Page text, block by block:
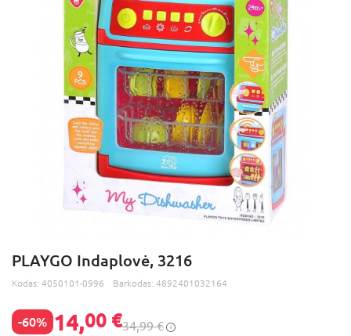
PLAYGO Indaplovė, 3216
Kodas: 4050101-0996 Barkodas: 4892401032164
-60% 14,00 €34,99 €